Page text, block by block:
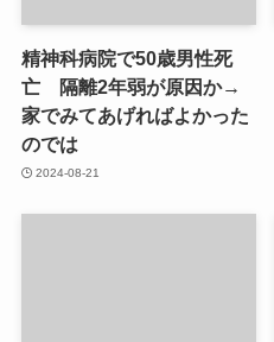
精神科病院で50歳男性死
亡 隔離2年弱が原因か→
家でみてあげればよかった
のでは
2024-08-21